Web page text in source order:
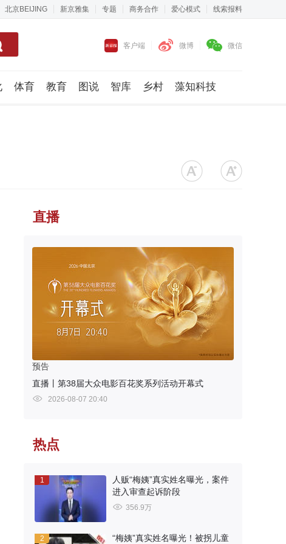
北京BEIJING 新京雅集 专题 商务合作 爱心模式 线索报料
客户端 微博 微信
体育 教育 图说 智库 乡村 藻知科技
直播
预告
直播丨第38届大众电影百花奖系列活动开幕式
2026-08-07 20:40
热点
1
人贩“梅姨”真实姓名曝光，案件
进入审查起诉阶段
356.9万
2
“梅姨”真实姓名曝光！被拐儿童